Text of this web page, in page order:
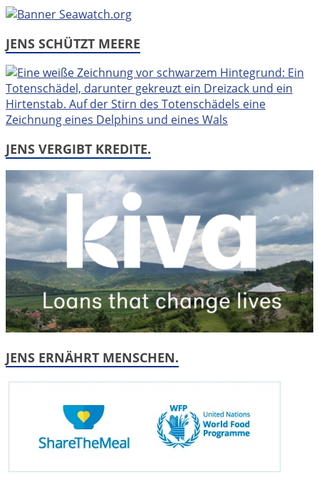
JENS SCHÜTZT MEERE
JENS VERGIBT KREDITE.
JENS ERNÄHRT MENSCHEN.